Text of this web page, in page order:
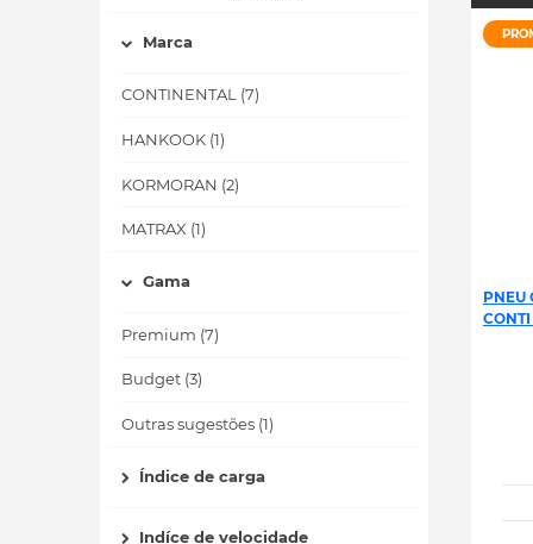
Marca
CONTINENTAL (7)
HANKOOK (1)
KORMORAN (2)
MATRAX (1)
Gama
Premium (7)
Budget (3)
Outras sugestões (1)
Índice de carga
Indíce de velocidade
PNEU